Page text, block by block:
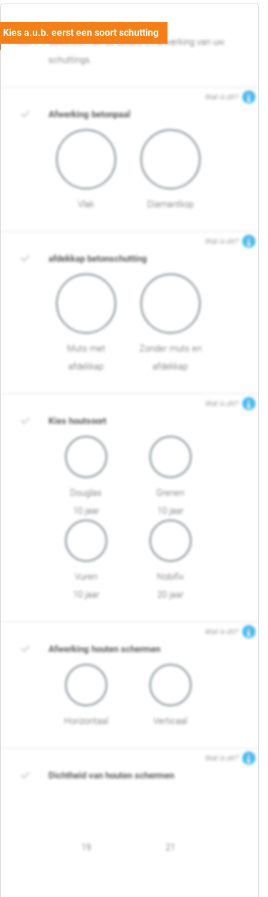
03. Detail en afwerking
Selecteer hier de details en afwerking van uw
schuttings.
Wat is dit?
Afwerking betonpaal
Vlak Diamantkop
Wat is dit?
afdekkap betonschutting
Muts met
afdekkap
Zonder muts en
afdekkap
Wat is dit?
Kies houtsoort
Douglas
10 jaar
Grenen
10 jaar
Vuren
10 jaar
Nobifix
20 jaar
Wat is dit?
Afwerking houten schermen
Horizontaal Verticaal
Wat is dit?
Dichtheid van houten schermen
19